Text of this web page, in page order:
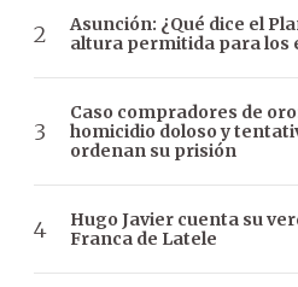
Asunción: ¿Qué dice el
altura permitida para los
Caso compradores de
homicidio doloso y
ordenan su prisión
Hugo Javier cuenta su
Franca de Latele